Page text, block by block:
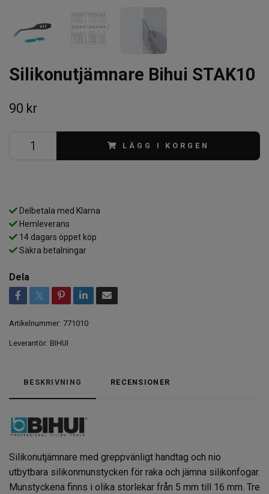
Silikonutjämnare Bihui STAK10
90 kr
LÄGG I KORGEN
Delbetala med Klarna
Hemleverans
14 dagars öppet köp
Säkra betalningar
Dela
Artikelnummer: 771010
Leverantör: BIHUI
BESKRIVNING RECENSIONER
Silikonutjämnare med greppvänligt handtag och nio
utbytbara silikonmunstycken för raka och jämna silikonfogar.
Munstyckena finns i olika storlekar från 5 mm till 16 mm. Tre